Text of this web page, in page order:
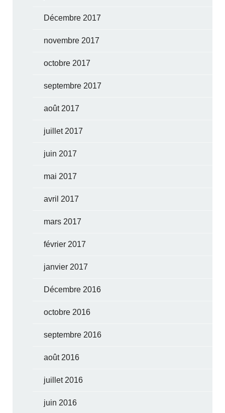
Décembre 2017
novembre 2017
octobre 2017
septembre 2017
août 2017
juillet 2017
juin 2017
mai 2017
avril 2017
mars 2017
février 2017
janvier 2017
Décembre 2016
octobre 2016
septembre 2016
août 2016
juillet 2016
juin 2016